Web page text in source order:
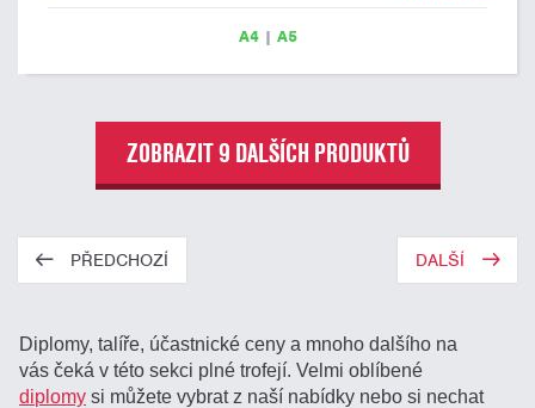
A4| A5
ZOBRAZIT 9 DALŠÍCH PRODUKTŮ
PŘEDCHOZÍ DALŠÍ
Diplomy, talíře, účastnické ceny a mnoho dalšího na
vás čeká v této sekci plné trofejí. Velmi oblíbené
diplomy si můžete vybrat z naší nabídky nebo si nechat